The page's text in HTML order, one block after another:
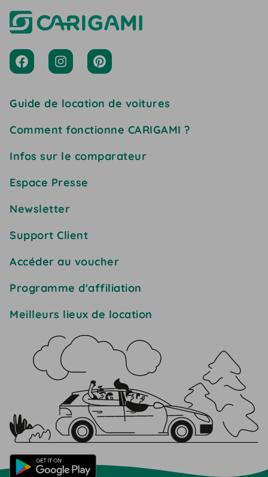
Guide de location de voitures
Comment fonctionne CARIGAMI ?
Infos sur le comparateur
Espace Presse
Newsletter
Support Client
Accéder au voucher
Programme d'affiliation
Meilleurs lieux de location